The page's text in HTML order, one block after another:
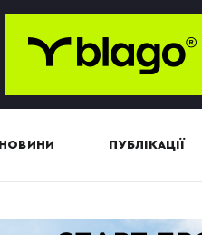
НОВИНИ ПУБЛІКАЦІЇ